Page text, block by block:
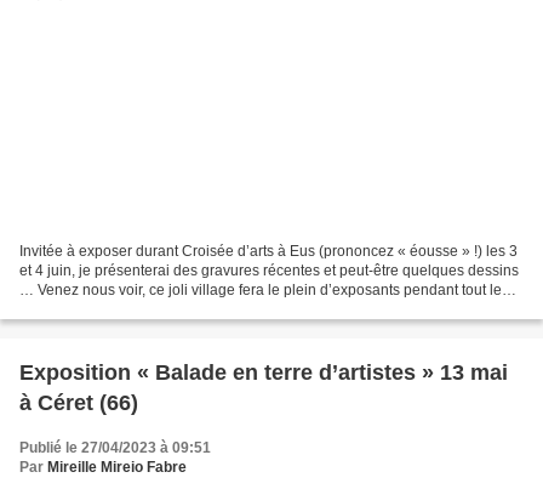
Invitée à exposer durant Croisée d’arts à Eus (prononcez « éousse » !) les 3
et 4 juin, je présenterai des gravures récentes et peut-être quelques dessins
… Venez nous voir, ce joli village fera le plein d’exposants pendant tout le
Exposition « Balade en terre d’artistes » 13 mai
à Céret (66)
Publié le 27/04/2023 à 09:51
Par Mireille Mireio Fabre